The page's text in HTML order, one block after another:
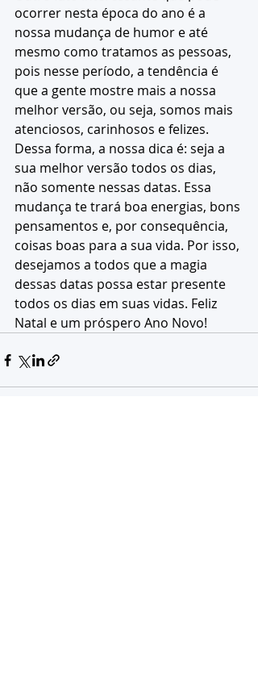
ocorrer nesta época do ano é a
nossa mudança de humor e até
mesmo como tratamos as pessoas,
pois nesse período, a tendência é
que a gente mostre mais a nossa
melhor versão, ou seja, somos mais
atenciosos, carinhosos e felizes.
Dessa forma, a nossa dica é: seja a
sua melhor versão todos os dias,
não somente nessas datas. Essa
mudança te trará boa energias, bons
pensamentos e, por consequência,
coisas boas para a sua vida. Por isso,
desejamos a todos que a magia
dessas datas possa estar presente
todos os dias em suas vidas. Feliz
Natal e um próspero Ano Novo!